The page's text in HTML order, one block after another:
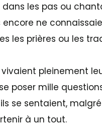
les pas ou
encore ne
les prières ou les
vivaient pleinement
poser mille
se sentaient,
à un tout.